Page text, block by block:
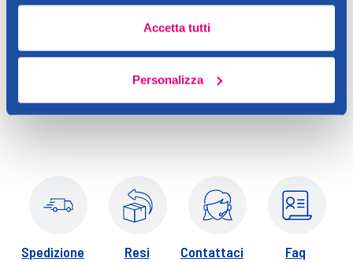
Accetta tutti
Personalizza
Detergente intimo con antibatterico
Contatto del produttore
Spedizione Resi Contattaci Faq